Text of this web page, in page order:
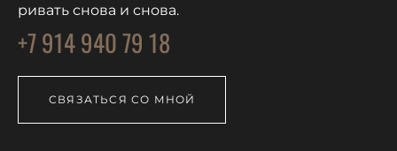
ривать снова и снова.
+7 914 940 79 18
СВЯЗАТЬСЯ СО МНОЙ